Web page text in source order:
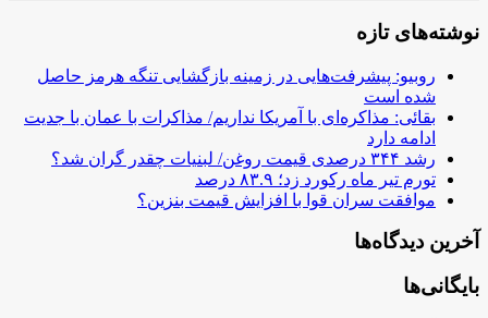
نوشته‌های تازه
روبیو: پیشرفت‌هایی در زمینه بازگشایی تنگه هرمز حاصل
شده است
بقائی: مذاکره‌ای با آمریکا نداریم/ مذاکرات با عمان با جدیت
ادامه دارد
رشد ۳۴۴ درصدی قیمت روغن/ لبنیات چقدر گران شد؟
تورم تیر ماه رکورد زد؛ ۸۳.۹ درصد
موافقت سران قوا با افزایش قیمت بنزین؟
آخرین دیدگاه‌ها
بایگانی‌ها